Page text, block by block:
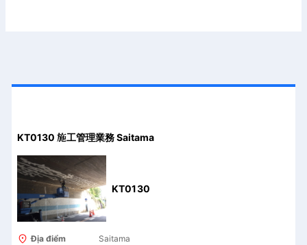
KT0130 施工管理業務 Saitama
KT0130
Địa điểm
Saitama